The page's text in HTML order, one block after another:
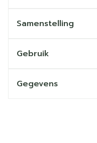
Samenstelling
Gebruik
Gegevens